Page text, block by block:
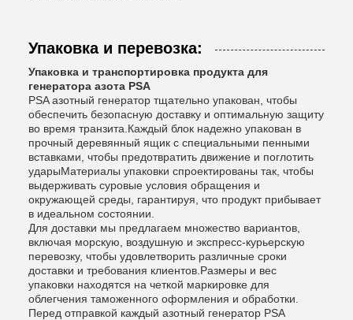
Упаковка и перевозка:
Упаковка и транспортировка продукта для
генератора азота PSA
PSA азотный генератор тщательно упакован, чтобы
обеспечить безопасную доставку и оптимальную защиту
во время транзита.Каждый блок надежно упакован в
прочный деревянный ящик с специальными пенными
вставками, чтобы предотвратить движение и поглотить
ударыМатериалы упаковки спроектированы так, чтобы
выдерживать суровые условия обращения и
окружающей среды, гарантируя, что продукт прибывает
в идеальном состоянии.
Для доставки мы предлагаем множество вариантов,
включая морскую, воздушную и экспресс-курьерскую
перевозку, чтобы удовлетворить различные сроки
доставки и требования клиентов.Размеры и вес
упаковки находятся на четкой маркировке для
облегчения таможенного оформления и обработки.
Перед отправкой каждый азотный генератор PSA